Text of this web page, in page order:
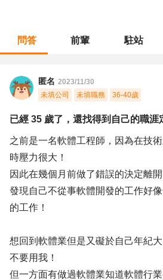
問答 前輩 駐站
匿名 2023/11/30
未填公司
未填職務 36-40歲
已經 35 歲了，還找得到自己的職涯
之前是一名軟體工程師，因為在技
時壓力很大！
因此在幾個月前做了錯誤的決定離
發現自己不從事軟體開發的工作好
的工作！
想回到軟體業但是又礙於自己年紀
不要用我！
但一方面有做過軟體業知道軟體行